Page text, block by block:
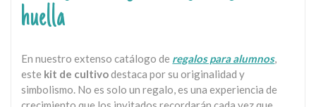
huella
En nuestro extenso catálogo de regalos para alumnos,
este kit de cultivodestaca por su originalidad y
simbolismo. No es solo un regalo, es una experiencia de